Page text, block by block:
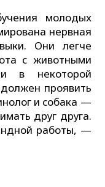
молодых
нервная
Они легче
с животными
и в некоторой
проявить
и собака —
друг друга.
работы, —